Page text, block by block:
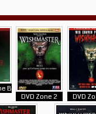
B
DVD Zone 2
DVD